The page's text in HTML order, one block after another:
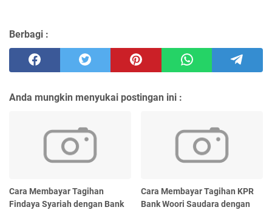
Berbagi :
Anda mungkin menyukai postingan ini :
Cara Membayar Tagihan
Findaya Syariah dengan Bank
Cara Membayar Tagihan KPR
Bank Woori Saudara dengan